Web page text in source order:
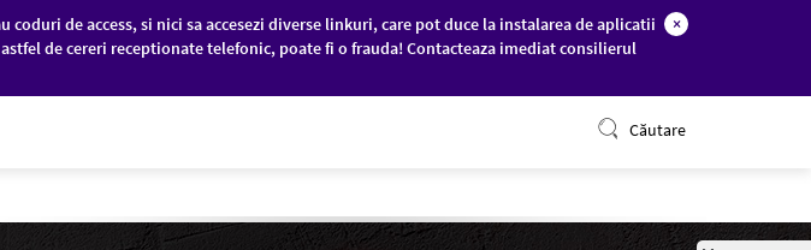
de access, si nici sa accesezi diverse linkuri, care pot duce la instalarea de aplicatii
de cereri receptionate telefonic, poate fi o frauda! Contacteaza imediat consilierul
×
Căutare